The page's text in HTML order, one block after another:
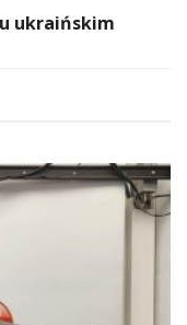
ukraińskim